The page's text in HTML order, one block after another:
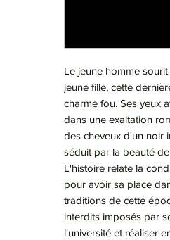
Le jeune homme
jeune fille, cette
charme fou. Ses yeux
dans une exaltation
des cheveux d'un noir
séduit par la beauté
L'histoire relate la
pour avoir sa place
traditions de cette
interdits imposés par
l'université et réaliser